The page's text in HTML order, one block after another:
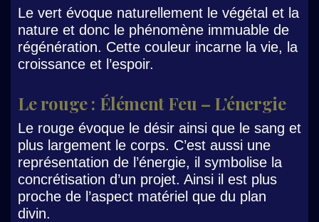
Le vert évoque naturellement le végétal et la
nature et donc le phénomène immuable de
régénération. Cette couleur incarne la vie, la
croissance et l’espoir.
Le rouge : Élément Feu – L’énergie
Le rouge évoque le désir ainsi que le sang et
plus largement le corps. C’est aussi une
représentation de l’énergie, il symbolise la
concrétisation d’un projet. Ainsi il est plus
proche de l’aspect matériel que du plan
divin.